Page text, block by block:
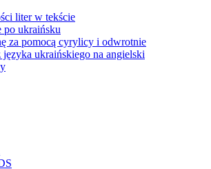
liter w tekście
po ukraińsku
za pomocą cyrylicy i odwrotnie
języka ukraińskiego na angielski